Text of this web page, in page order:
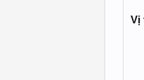
Vị